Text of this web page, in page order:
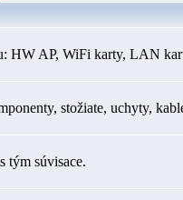
HW AP, WiFi karty, LAN
stožiate, uchyty,
tým súvisace.